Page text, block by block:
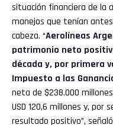
situación financiera de la
manejos que tenían
cabeza. “Aerolíneas
patrimonio neto
década y, por primera
Impuesto a las
neta de $238.000
USD 120,6 millones y, por
resultado positivo”,